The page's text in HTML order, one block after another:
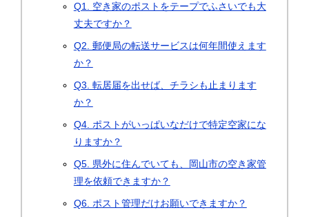
Q1. 空き家のポストをテープでふさいでも大
丈夫ですか？
Q2. 郵便局の転送サービスは何年間使えます
か？
Q3. 転居届を出せば、チラシも止まります
か？
Q4. ポストがいっぱいなだけで特定空家にな
りますか？
Q5. 県外に住んでいても、岡山市の空き家管
理を依頼できますか？
Q6. ポスト管理だけお願いできますか？